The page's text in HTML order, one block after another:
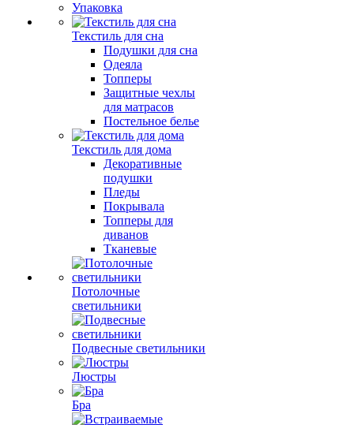
Упаковка
Текстиль для сна
Подушки для сна
Одеяла
Топперы
Защитные чехлы
для матрасов
Постельное белье
Текстиль для дома
Декоративные
подушки
Пледы
Покрывала
Топперы для
диванов
Тканевые
Потолочные
светильники
Подвесные светильники
Люстры
Бра